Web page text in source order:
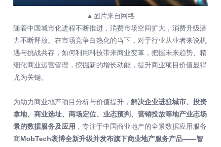
▲图片来自网络
随着中国城市化进程不断推进，消费市场空间扩大，消费升级潜
力不断释放。在市场竞争白热化的当下，对于行业从业者来说机
遇与挑战共存，如何利用科技带来商业变革，把握未来趋势、精
细化商业运营管理，挖掘新的增长动能，提升商业项目价值显得
尤为关键。
为助力商业地产项目分析与价值提升， 解决企业进驻城市、投资
拿地、商业选址、商场定位、业态预判、营销投放等地产业态场
景的数据服务及应用 ，专注于中国商业地产的全景数据应用服务
商MobTech袤博全新升级并发布旗下商业地产服务产品——智